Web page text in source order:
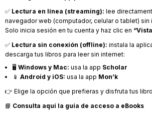
✅ Lectura en línea (streaming): lee
navegador web (computador, celular o tablet) sin
Solo inicia sesión en tu cuenta y haz clic en
✅ Lectura sin conexión (offline): instala la
descarga tus libros para leer sin internet:
🖥️ Windows y Mac: usa la app Scholar
📱 Android y iOS: usa la app Mon’k
👉 Elige la opción que prefieras y disfruta tus
📘 Consulta aquí la guía de acceso a eBooks